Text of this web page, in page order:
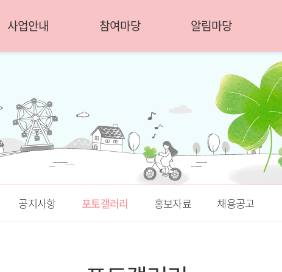
사업안내 참여마당 알림마당
공지사항 포토갤러리 홍보자료 채용공고